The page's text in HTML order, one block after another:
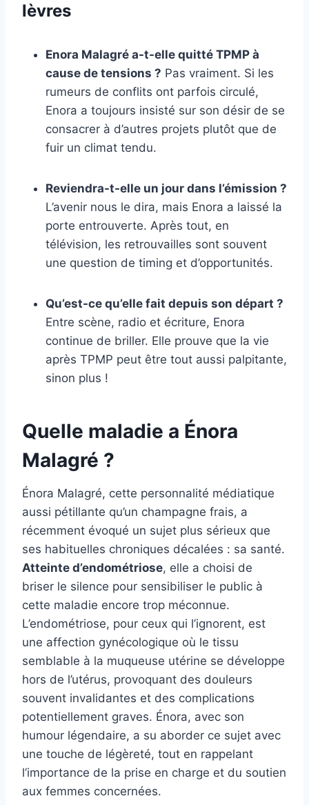
lèvres
Enora Malagré a-t-elle quitté TPMP à
cause de tensions ? Pas vraiment. Si les
rumeurs de conflits ont parfois circulé,
Enora a toujours insisté sur son désir de se
consacrer à d’autres projets plutôt que de
fuir un climat tendu.
Reviendra-t-elle un jour dans l’émission ?
L’avenir nous le dira, mais Enora a laissé la
porte entrouverte. Après tout, en
télévision, les retrouvailles sont souvent
une question de timing et d’opportunités.
Qu’est-ce qu’elle fait depuis son départ ?
Entre scène, radio et écriture, Enora
continue de briller. Elle prouve que la vie
après TPMP peut être tout aussi palpitante,
sinon plus !
Quelle maladie a Énora
Malagré ?
Énora Malagré, cette personnalité médiatique
aussi pétillante qu’un champagne frais, a
récemment évoqué un sujet plus sérieux que
ses habituelles chroniques décalées : sa santé.
Atteinte d’endométriose, elle a choisi de
briser le silence pour sensibiliser le public à
cette maladie encore trop méconnue.
L’endométriose, pour ceux qui l’ignorent, est
une affection gynécologique où le tissu
semblable à la muqueuse utérine se développe
hors de l’utérus, provoquant des douleurs
souvent invalidantes et des complications
potentiellement graves. Énora, avec son
humour légendaire, a su aborder ce sujet avec
une touche de légèreté, tout en rappelant
l’importance de la prise en charge et du soutien
aux femmes concernées.